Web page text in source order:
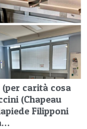
carità cosa
(Chapeau
Filipponi